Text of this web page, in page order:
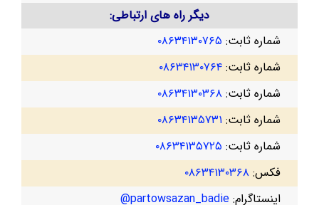
دیگر راه های ارتباطی:
شماره ثابت: ۰۸۶۳۴۱۳۰۷۶۵
شماره ثابت: ۰۸۶۳۴۱۳۰۷۶۴
شماره ثابت: ۰۸۶۳۴۱۳۰۳۶۸
شماره ثابت: ۰۸۶۳۴۱۳۵۷۳۱
شماره ثابت: ۰۸۶۳۴۱۳۵۷۲۵
فکس: ۰۸۶۳۴۱۳۰۳۶۸
اینستاگرام: partowsazan_badie@